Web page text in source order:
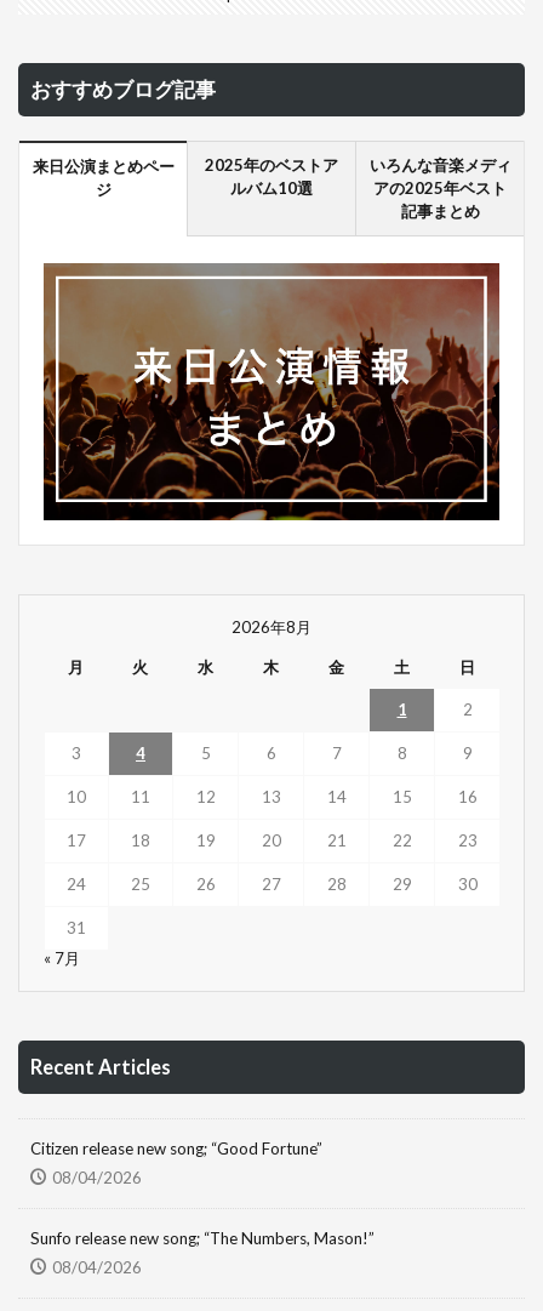
おすすめブログ記事
来日公演まとめペー
ジ
2025年のベストア
ルバム10選
いろんな音楽メディ
アの2025年ベスト
記事まとめ
2026年8月
月 火 水 木 金 土 日
1 2
3 4 5 6 7 8 9
10 11 12 13 14 15 16
17 18 19 20 21 22 23
24 25 26 27 28 29 30
31
« 7月
Recent Articles
Citizen release new song; “Good Fortune”
08/04/2026
Sunfo release new song; “The Numbers, Mason!”
08/04/2026